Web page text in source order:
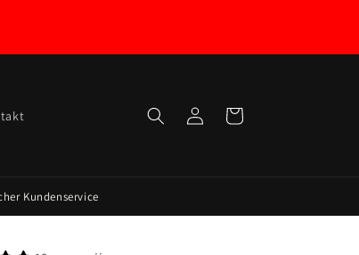
Prijava Košarica
Kundenservice